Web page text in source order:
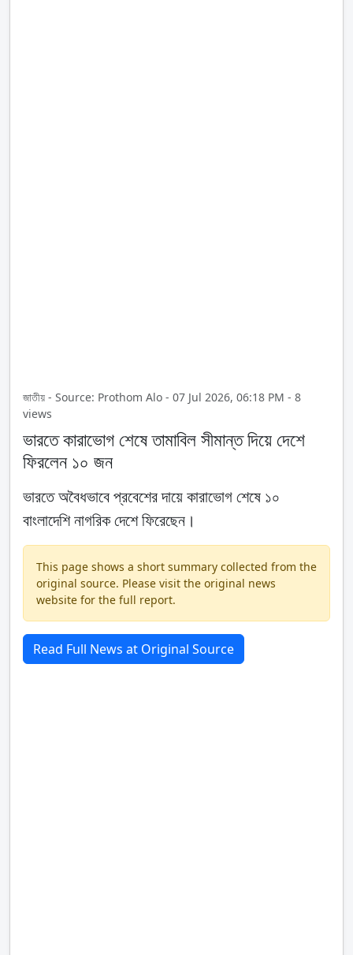
জাতীয় - Source: Prothom Alo - 07 Jul 2026, 06:18 PM - 8
views
ভারতে কারাভোগ শেষে তামাবিল সীমান্ত দিয়ে দেশে
ফিরলেন ১০ জন
ভারতে অবৈধভাবে প্রবেশের দায়ে কারাভোগ শেষে ১০
বাংলাদেশি নাগরিক দেশে ফিরেছেন।
This page shows a short summary collected from the
original source. Please visit the original news
website for the full report.
Read Full News at Original Source